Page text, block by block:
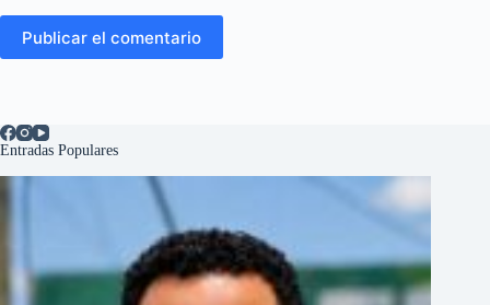
Publicar el comentario
Entradas Populares